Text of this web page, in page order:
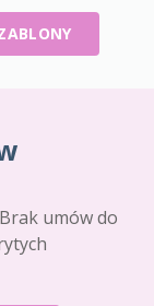
umów do